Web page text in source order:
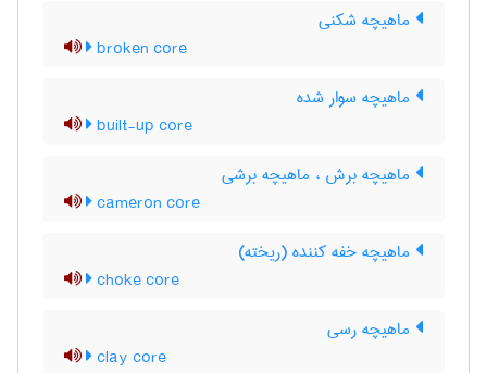
ماهیچه شکنی
broken core
ماهیچه سوار شده
built-up core
ماهیچه برش ، ماهیچه برشی
cameron core
ماهیچه خفه کننده (ریخته)
choke core
ماهیچه رسی
clay core